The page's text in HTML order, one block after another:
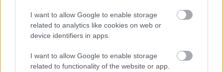
I want to allow Google to enable storage
related to analytics like cookies on web or
device identifiers in apps.
I want to allow Google to enable storage
related to functionality of the website or app.
lahodivá farebnosť… Ak sa k tomu pridá
odolnosť voči bežným škodcom izboviek,
nečudo, že právepotosovec zlatý
obľúbenejšou „džungľovou“ rastlinou. Poznať
ho môžete pod menami „šplhavnica“ alebo